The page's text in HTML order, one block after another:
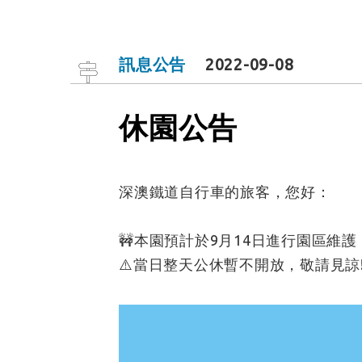
訊息公告 2022-09-08
休園公告
深澳鐵道自行車的旅客，您好：
🚧本園預計於9月14日進行園區維護
⚠️當日整天公休暫不開放，敬請見